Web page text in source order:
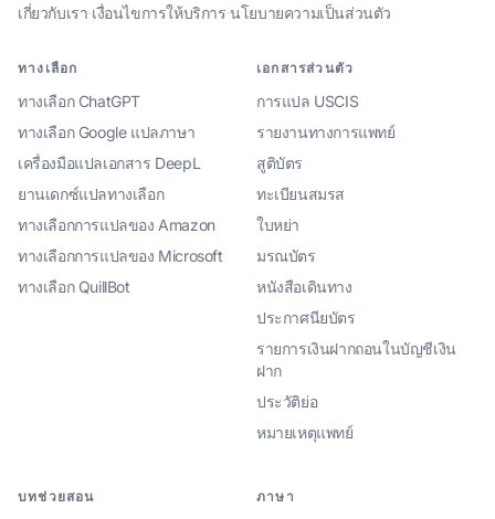
เกี่ยวกับเรา·เงื่อนไขการให้บริการ·นโยบายความเป็นส่วนตัว
ทางเลือก
ทางเลือก ChatGPT
ทางเลือก Google แปลภาษา
เครื่องมือแปลเอกสาร DeepL
ยานเดกซ์แปลทางเลือก
ทางเลือกการแปลของ Amazon
ทางเลือกการแปลของ Microsoft
ทางเลือก QuillBot
เอกสารส่วนตัว
การแปล USCIS
รายงานทางการแพทย์
สูติบัตร
ทะเบียนสมรส
ใบหย่า
มรณบัตร
หนังสือเดินทาง
ประกาศนียบัตร
รายการเงินฝากถอนในบัญชีเงิน
ฝาก
ประวัติย่อ
หมายเหตุแพทย์
บทช่วยสอน ภาษา